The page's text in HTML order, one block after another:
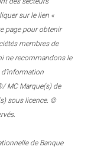
sur le lien «
page pour obtenir
membres de
ne recommandons le
MC Marque(s) de
sous licence. ©
de Banque